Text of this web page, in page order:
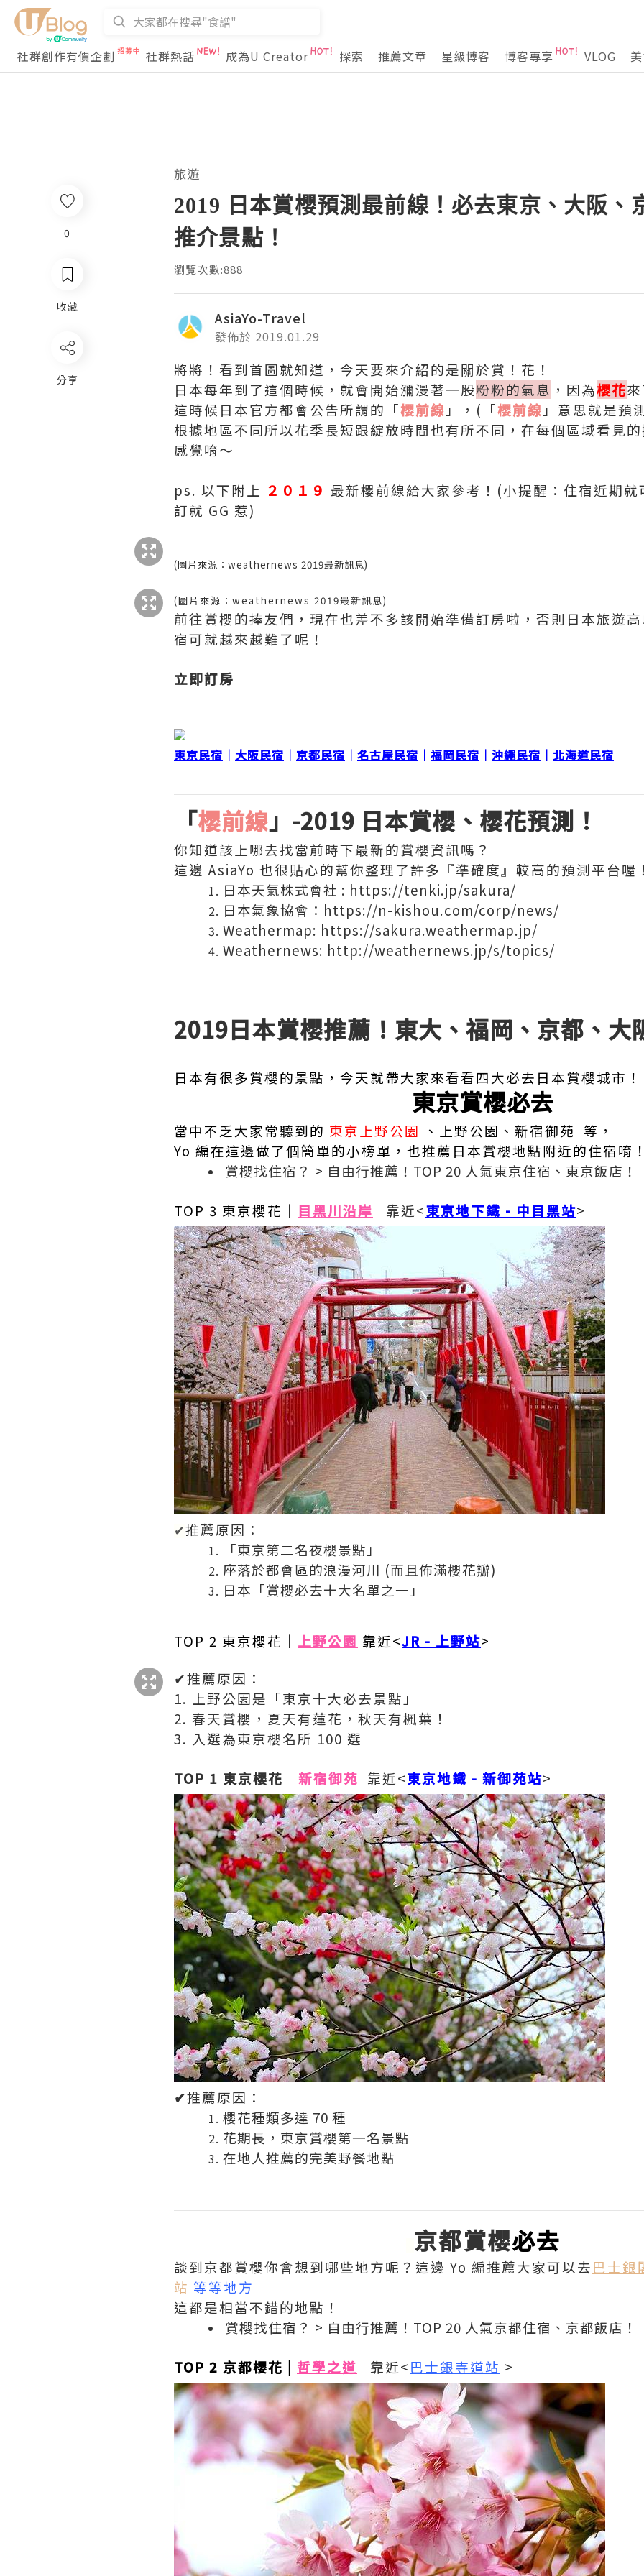
社群創作有價企劃
社群熱話 成為U Creator 探索 推薦文章 星級博客 博客專享 VLOG
0
收藏
分享
旅遊
2019 日本賞櫻預測最前線！必去東京、大阪、
推介景點！
瀏覽次數:888
AsiaYo-Travel
發佈於 2019.01.29
將將！看到首圖就知道，今天要來介紹的是關於賞！花！
日本每年到了這個時候，就會開始瀰漫著一股粉粉的氣息 ，因為櫻花
這時候日本官方都會公告所謂的「櫻前線 」，(「櫻前線 」意思就是預
根據地區不同所以花季長短跟綻放時間也有所不同，在每個區域看見
感覺唷～
ps. 以下附上 ２０１９ 最新櫻前線給大家參考！ (小提醒：住宿近期
訂就 GG 惹)
(圖片來源：weathernews 2019最新訊息)
(圖片來源：weathernews 2019最新訊息)
前往賞櫻的捧友們，現在也差不多該開始準備訂房啦，否則日本旅遊
宿可就越來越難了呢！
立即訂房
東京民宿 │ 大阪民宿 │ 京都民宿 │ 名古屋民宿 │ 福岡民宿 │ 沖繩民宿 │ 北海道民宿
「櫻前線」-2019 日本賞櫻、櫻花預測！
你知道該上哪去找當前時下最新的賞櫻資訊嗎？
這邊 AsiaYo 也很貼心的幫你整理了許多『準確度』較高的預測平台喔！
日本天氣株式會社 : https://tenki.jp/sakura/
日本氣象協會： https://n-kishou.com/corp/news/
Weathermap: https://sakura.weathermap.jp/
Weathernews: http://weathernews.jp/s/topics/
2019日本賞櫻推薦！東大、福岡、京都、大
日本有很多賞櫻的景點，今天就帶大家來看看四大必去日本賞櫻城市！
東京賞櫻必去
當中不乏大家常聽到的 東京上野公園 、上野公園、新宿御苑 等，
Yo 編在這邊做了個簡單的小榜單，也推薦日本賞櫻地點附近的住宿唷！
賞櫻找住宿？ > 自由行推薦！TOP 20 人氣東京住宿、東京飯店！
TOP 3 東京櫻花｜ 目黑川沿岸 靠近<東京地下鐵 - 中目黑站>
✔推薦原因：
「東京第二名夜櫻景點」
座落於都會區的浪漫河川 (而且佈滿櫻花瓣)
日本「賞櫻必去十大名單之一」
TOP 2 東京櫻花 ｜ 上野公園 靠近<JR - 上野站>
✔推薦原因：
1. 上野公園是「東京十大必去景點」
2. 春天賞櫻，夏天有蓮花，秋天有楓葉！
3. 入選為東京櫻名所 100 選
TOP 1 東京櫻花 ｜ 新宿御苑 靠近<東京地鐵 - 新御苑站>
✔推薦原因：
櫻花種類多達 70 種
花期長，東京賞櫻第一名景點
在地人推薦的完美野餐地點
京都賞櫻必去
談到京都賞櫻你會想到哪些地方呢？這邊 Yo 編推薦大家可以去巴士銀
站 等等地方
這都是相當不錯的地點！
賞櫻找住宿？ > 自由行推薦！TOP 20 人氣京都住宿、京都飯店！
TOP 2 京都櫻花 | 哲學之道 靠近<巴士銀寺道站 >